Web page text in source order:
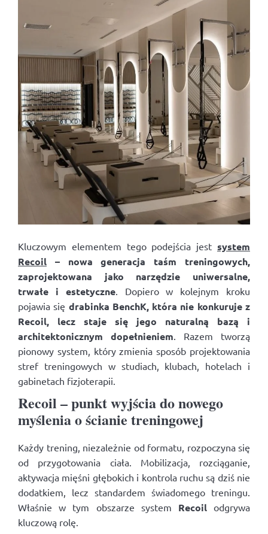
Kluczowym elementem tego podejścia jest system
Recoil – nowa generacja taśm treningowych,
zaprojektowana jako narzędzie uniwersalne,
trwałe i estetyczne. Dopiero w kolejnym kroku
pojawia się drabinka BenchK, która nie konkuruje z
Recoil, lecz staje się jego naturalną bazą i
architektonicznym dopełnieniem. Razem tworzą
pionowy system, który zmienia sposób projektowania
stref treningowych w studiach, klubach, hotelach i
gabinetach fizjoterapii.
Recoil – punkt wyjścia do nowego
myślenia o ścianie treningowej
Każdy trening, niezależnie od formatu, rozpoczyna się
od przygotowania ciała. Mobilizacja, rozciąganie,
aktywacja mięśni głębokich i kontrola ruchu są dziś nie
dodatkiem, lecz standardem świadomego treningu.
Właśnie w tym obszarze system Recoilodgrywa
kluczową rolę.